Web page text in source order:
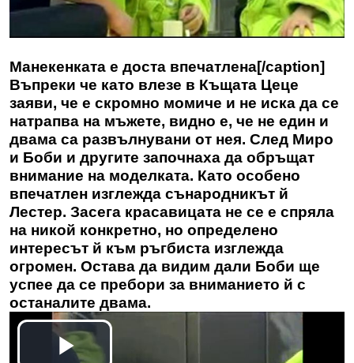
Манекенката е доста впечатлена[/caption]
Въпреки че като влезе в Къщата Цеце
заяви, че е скромно момиче и не иска да се
натрапва на мъжете, видно е, че не един и
двама са развълнувани от нея. След Миро
и Боби и другите започнаха да обръщат
внимание на моделката. Като особено
впечатлен изглежда сънародникът й
Лестер. Засега красавицата не се е спряла
на никой конкретно, но определено
интересът й към ръгбиста изглежда
огромен. Остава да видим дали Боби ще
успее да се пребори за вниманието й с
останалите двама.